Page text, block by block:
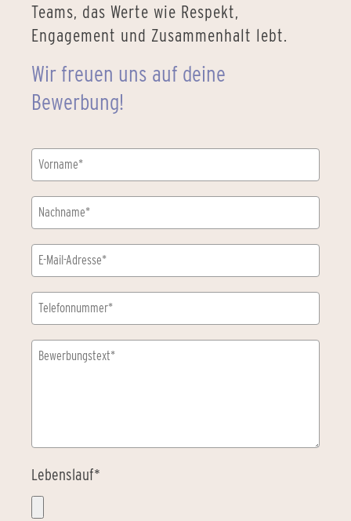
Teams, das Werte wie Respekt,
Engagement und Zusammenhalt lebt.
Wir freuen uns auf deine
Bewerbung!
Lebenslauf*